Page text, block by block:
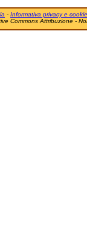
- Informativa privacy e cookie
Commons Attribuzione -